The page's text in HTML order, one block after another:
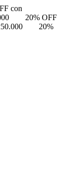
con
20% OFF
20%